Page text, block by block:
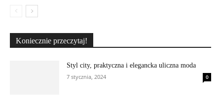
Koniecznie przeczytaj!
Styl city, praktyczna i elegancka uliczna moda
7 stycznia, 2024
0